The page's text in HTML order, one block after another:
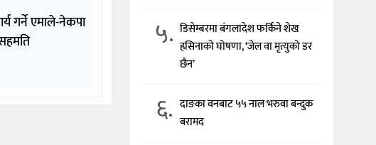
गर्ने एमाले-नेकपा
५. डिसेम्बरमा बंगलादेश फर्किने शेख
हसिनाको घोषणा, ‘जेल वा मृत्युको डर
छैन’
६. दाङका वनबाट ५५ नाल भरुवा बन्दुक
बरामद